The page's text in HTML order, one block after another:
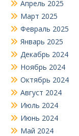
Апрель 2025
Март 2025
Февраль 2025
Январь 2025
Декабрь 2024
Ноябрь 2024
Октябрь 2024
Август 2024
Июль 2024
Июнь 2024
Май 2024